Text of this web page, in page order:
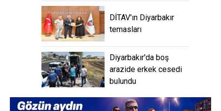
DİTAV'ın Diyarbakır
temasları
Diyarbakır'da boş
arazide erkek cesedi
bulundu